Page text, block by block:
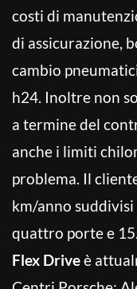
costi di
di assicurazione,
cambio
h24. Inoltre non
a termine del
anche i limiti
problema. Il
km/anno
quattro porte e
Flex Driveè